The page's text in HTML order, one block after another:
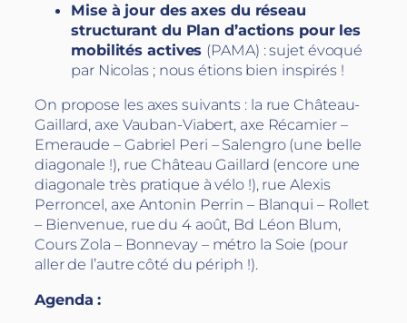
Mise à jour des axes du réseau
structurant du Plan d’actions pour les
mobilités actives (PAMA) : sujet évoqué
par Nicolas ; nous étions bien inspirés !
On propose les axes suivants : la rue Château-
Gaillard, axe Vauban-Viabert, axe Récamier –
Emeraude – Gabriel Peri – Salengro (une belle
diagonale !), rue Château Gaillard (encore une
diagonale très pratique à vélo !), rue Alexis
Perroncel, axe Antonin Perrin – Blanqui – Rollet
– Bienvenue, rue du 4 août, Bd Léon Blum,
Cours Zola – Bonnevay – métro la Soie (pour
aller de l’autre côté du périph !).
Agenda :